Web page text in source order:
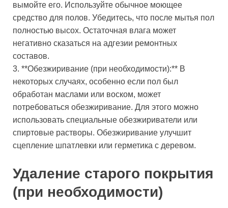
вымойте его. Используйте обычное моющее
средство для полов. Убедитесь, что после мытья пол
полностью высох. Остаточная влага может
негативно сказаться на адгезии ремонтных
составов.
3. **Обезжиривание (при необходимости):** В
некоторых случаях, особенно если пол был
обработан маслами или воском, может
потребоваться обезжиривание. Для этого можно
использовать специальные обезжириватели или
спиртовые растворы. Обезжиривание улучшит
сцепление шпатлевки или герметика с деревом.
Удаление старого покрытия
(при необходимости)